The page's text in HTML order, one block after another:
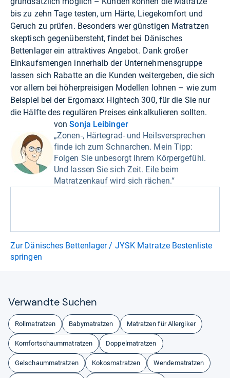
bis zu zehn Tage testen, um Härte, Liegekomfort und
Geruch zu prüfen. Besonders wer günstigen Matratzen
skeptisch gegenübersteht, findet bei Dänisches
Bettenlager ein attraktives Angebot. Dank großer
Einkaufsmengen innerhalb der Unternehmensgruppe
lassen sich Rabatte an die Kunden weitergeben, die sich
vor allem bei höherpreisigen Modellen lohnen – wie zum
Beispiel bei der Ergomaxx Hightech 300, für die Sie nur
die Hälfte des regulären Preises einkalkulieren sollten.
vonSonja Leibinger
„Zonen-, Härtegrad- und Heilsversprechen
finde ich zum Schnarchen. Mein Tipp:
Folgen Sie unbesorgt Ihrem Körpergefühl.
Und lassen Sie sich Zeit. Eile beim
Matratzenkauf wird sich rächen.“
Zur Dänisches Bettenlager / JYSK Matratze Bestenliste
springen
Ver­wandte Suchen
Rollmatratzen Babymatratzen Matratzen für Allergiker
Komfortschaummatratzen Doppelmatratzen
Gelschaummatratzen Kokosmatratzen Wendematratzen